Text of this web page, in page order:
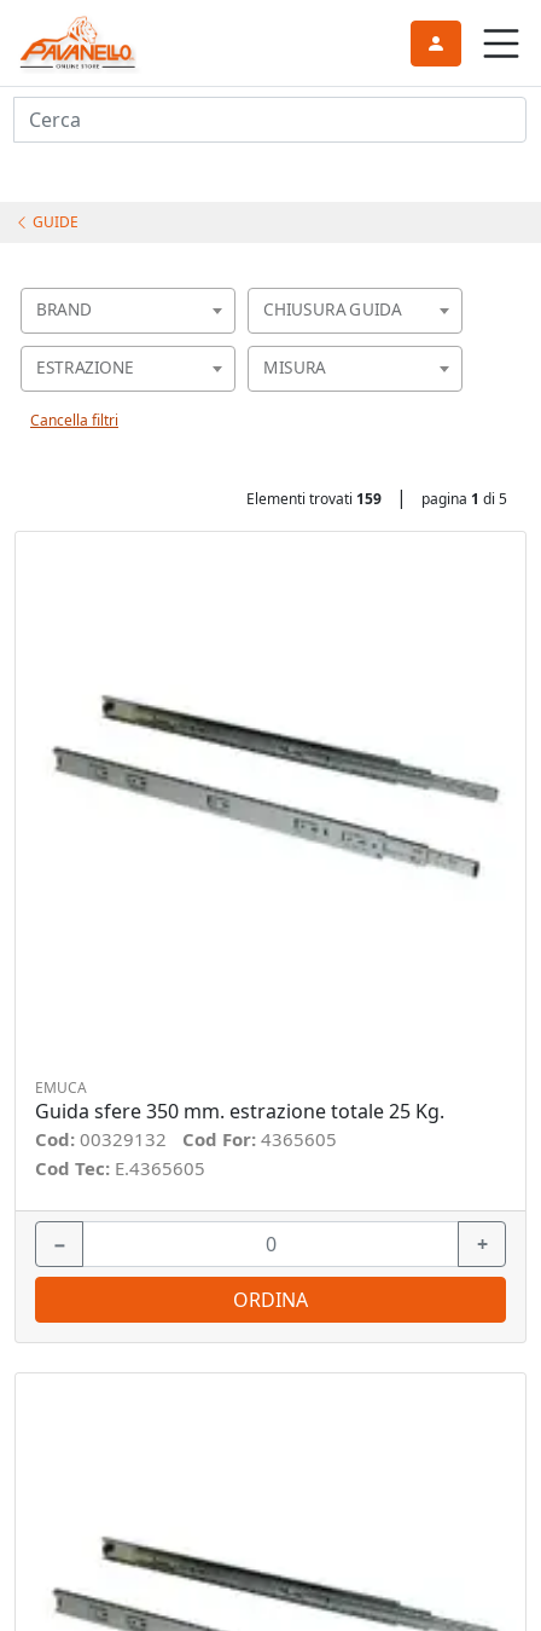
Cerca
GUIDE
BRAND CHIUSURA GUIDA
ESTRAZIONE MISURA
Cancella filtri
Elementi trovati 159 | pagina 1 di 5
EMUCA
Guida sfere 350 mm. estrazione totale 25 Kg.
Cod: 00329132 Cod For: 4365605
Cod Tec: E.4365605
− +
ORDINA